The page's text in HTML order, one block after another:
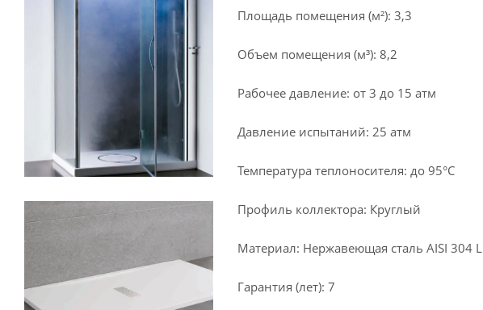
Площадь помещения (м²): 3,3
Объем помещения (м³): 8,2
Рабочее давление: от 3 до 15 атм
Давление испытаний: 25 атм
Температура теплоносителя: до 95°С
Профиль коллектора: Круглый
Материал: Нержавеющая сталь AISI 304 L
Гарантия (лет): 7